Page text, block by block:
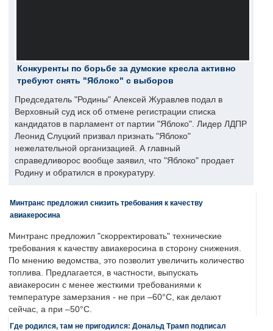
Конкуренты по борьбе за думские кресла активно
требуют снять "Яблоко" с выборов
Председатель "Родины" Алексей Журавлев подал в
Верховный суд иск об отмене регистрации списка
кандидатов в парламент от партии "Яблоко". Лидер ЛДПР
Леонид Слуцкий призвал признать "Яблоко"
нежелательной организацией. А главный
справедливорос вообще заявил, что "Яблоко" продает
Родину и обратился в прокуратуру.
Минтранс предложил снизить требования к качеству
авиакеросина
Минтранс предложил "скорректировать" технические
требования к качеству авиакеросина в сторону снижения.
По мнению ведомства, это позволит увеличить количество
топлива. Предлагается, в частности, выпускать
авиакеросин с менее жесткими требованиями к
температуре замерзания - не при –60°C, как делают
сейчас, а при –50°C.
Где родился, там не пригодился: Дональд Трамп подписал